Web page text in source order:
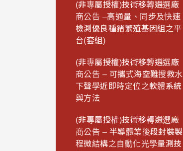
(非專屬授權)技術移轉遴選廠
商公告 –高通量、同步及快速
檢測優良種豬繁殖基因組之平
台(套組)
(非專屬授權)技術移轉遴選廠
商公告 – 可攜式海空難搜救水
下聲學近即時定位之軟體系統
與方法
(非專屬授權)技術移轉遴選廠
商公告 – 半導體業後段封裝製
程微結構之自動化光學量測技